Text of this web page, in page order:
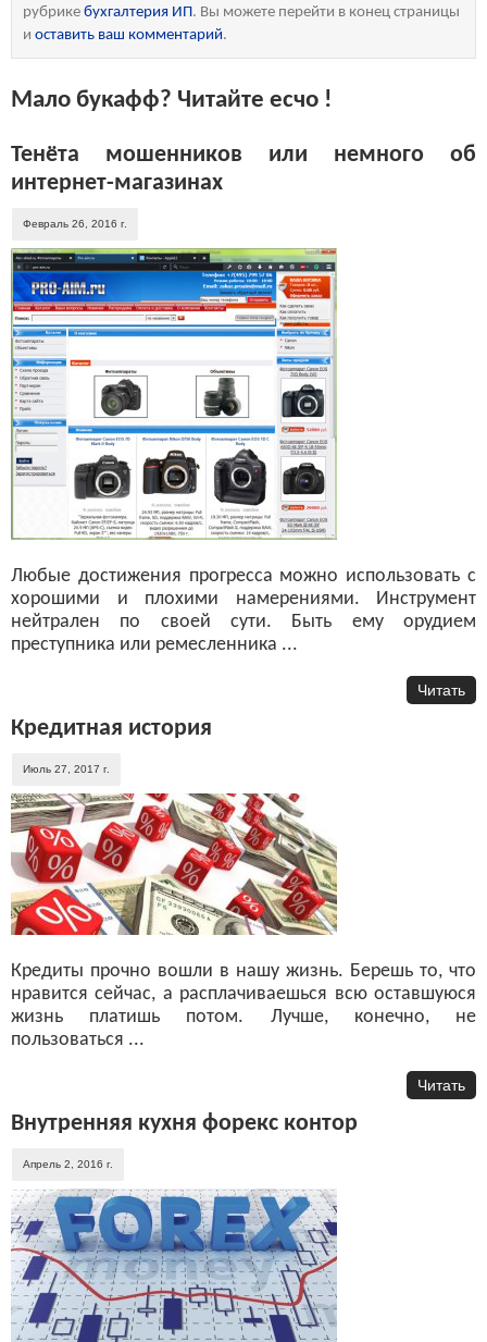
рубрике бухгалтерия ИП. Вы можете перейти в конец страницы
и оставить ваш комментарий.
Мало букафф? Читайте есчо !
Тенёта мошенников или немного об
интернет-магазинах
Февраль 26, 2016 г.
Любые достижения прогресса можно использовать с
хорошими и плохими намерениями. Инструмент
нейтрален по своей сути. Быть ему орудием
преступника или ремесленника ...
Читать
Кредитная история
Июль 27, 2017 г.
Кредиты прочно вошли в нашу жизнь. Берешь то, что
нравится сейчас, а расплачиваешься всю оставшуюся
жизнь платишь потом. Лучше, конечно, не
пользоваться ...
Читать
Внутренняя кухня форекс контор
Апрель 2, 2016 г.